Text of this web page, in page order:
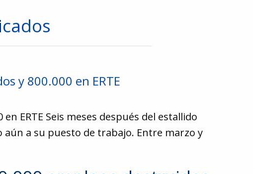
y 800.000 en ERTE
ERTE Seis meses después del estallido
a su puesto de trabajo. Entre marzo y